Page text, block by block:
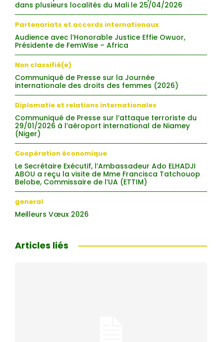
dans plusieurs localités du Mali le 25/04/2026
Partenariats et accords internationaux
Audience avec l’Honorable Justice Effie Owuor,
Présidente de FemWise – Africa
Non classifié(e)
Communiqué de Presse sur la Journée
internationale des droits des femmes (2026)
Diplomatie et relations internationales
Communiqué de Presse sur l’attaque terroriste du
29/01/2026 à l’aéroport international de Niamey
(Niger)
Coopération économique
Le Secrétaire Exécutif, l’Ambassadeur Ado ELHADJI
ABOU a reçu la visite de Mme Francisca Tatchouop
Belobe, Commissaire de l’UA (ETTIM)
general
Meilleurs Vœux 2026
Articles liés